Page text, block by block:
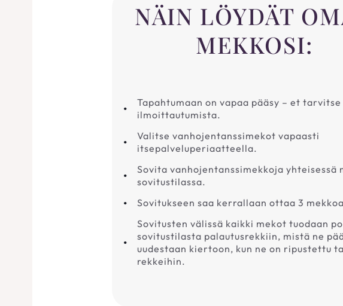
NÄIN LÖYDÄT
MEKKOSI:
Tapahtumaan on vapaa pääsy – et tarvitse
ilmoittautumista.
Valitse vanhojentanssimekot vapaasti
itsepalveluperiaatteella.
Sovita vanhojentanssimekkoja yhteisessä
sovitustilassa.
Sovitukseen saa kerrallaan ottaa 3
Sovitusten välissä kaikki mekot tuodaan
sovitustilasta palautusrekkiin, mistä ne
uudestaan kiertoon, kun ne on ripustettu
rekkeihin.